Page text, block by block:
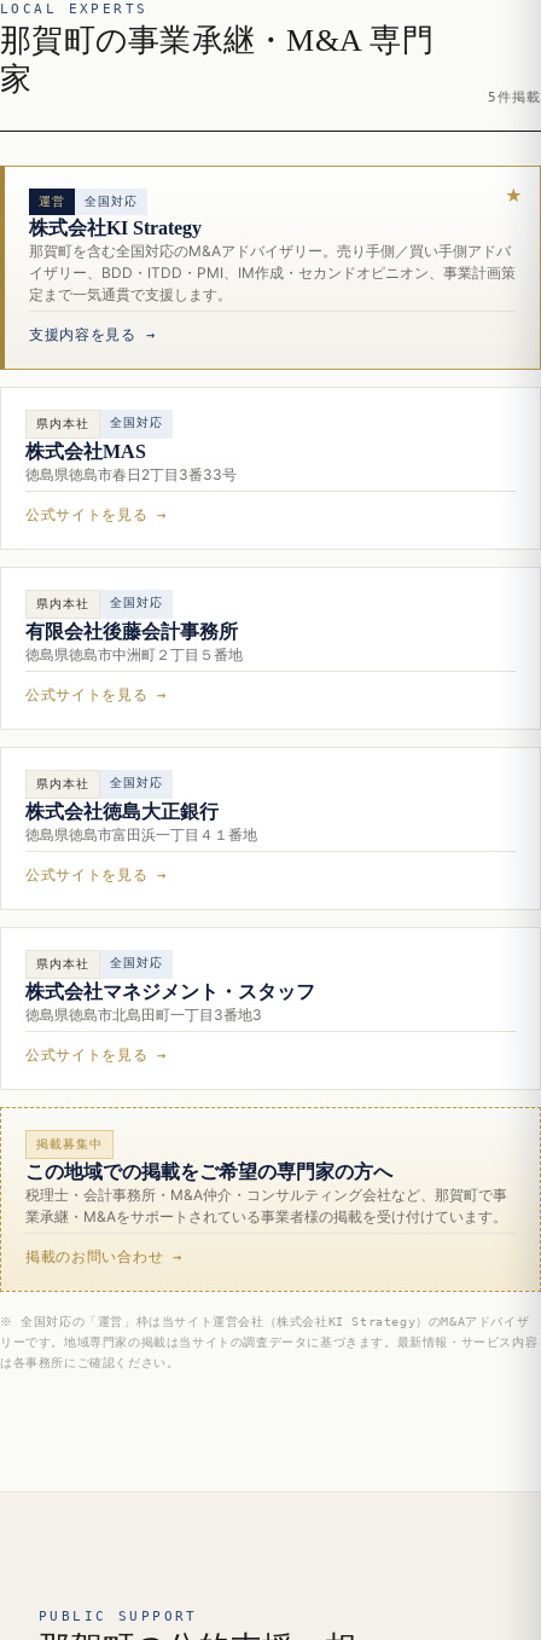
LOCAL EXPERTS
那賀町の事業承継・M&A 専門
家
5件掲載
運営 全国対応
株式会社KI Strategy
那賀町を含む全国対応のM&Aアドバイザリー。売り手側／買い手側アドバ
イザリー、BDD・ITDD・PMI、IM作成・セカンドオピニオン、事業計画策
定まで一気通貫で支援します。
支援内容を見る →
県内本社 全国対応
株式会社MAS
徳島県徳島市春日2丁目3番33号
公式サイトを見る →
県内本社 全国対応
有限会社後藤会計事務所
徳島県徳島市中洲町２丁目５番地
公式サイトを見る →
県内本社 全国対応
株式会社徳島大正銀行
徳島県徳島市富田浜一丁目４１番地
公式サイトを見る →
県内本社 全国対応
株式会社マネジメント・スタッフ
徳島県徳島市北島田町一丁目3番地3
公式サイトを見る →
掲載募集中
この地域での掲載をご希望の専門家の方へ
税理士・会計事務所・M&A仲介・コンサルティング会社など、那賀町で事
業承継・M&Aをサポートされている事業者様の掲載を受け付けています。
掲載のお問い合わせ →
※ 全国対応の「運営」枠は当サイト運営会社（株式会社KI Strategy）のM&Aアドバイザ
リーです。地域専門家の掲載は当サイトの調査データに基づきます。最新情報・サービス内容
は各事務所にご確認ください。
PUBLIC SUPPORT